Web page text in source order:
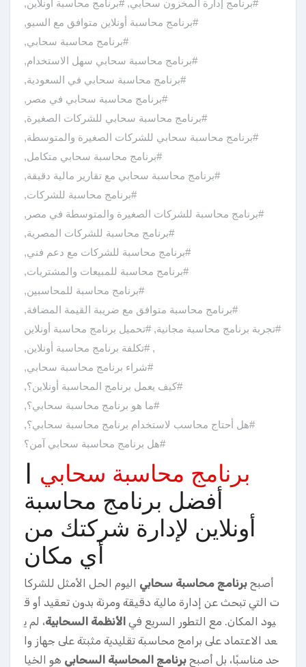
#برنامج إدارة المخزون سحابي,#برنامج محاسبة أونلاين,
#برنامج محاسبة أونلاين متوافق مع السيو,
#برنامج محاسبة سحابي,
#برنامج محاسبة سحابي سهل الاستخدام,
#برنامج محاسبة سحابي في السعودية,
#برنامج محاسبة سحابي في مصر ,
#برنامج محاسبة سحابي للشركات الصغيرة,
#برنامج محاسبة سحابي للشركات الصغيرة والمتوسطة,
#برنامج محاسبة سحابي متكامل,
#برنامج محاسبة سحابي مع تقارير مالية دقيقة,
#برنامج محاسبة للشركات,
#برنامج محاسبة للشركات الصغيرة والمتوسطة في مصر ,
#برنامج محاسبة للشركات المصرية,
#برنامج محاسبة للشركات مع دعم فني,
#برنامج محاسبة للمبيعات والمشتريات,
#برنامج محاسبة للمحاسبين,
#برنامج محاسبة متوافق مع ضريبة القيمة المضافة,
#تجربة برنامج محاسبة مجانية,#تحميل برنامج محاسبة أونلاين
,#تكلفة برنامج محاسبة أونلاين,
#شراء برنامج محاسبة سحابي,
#كيف يعمل برنامج المحاسبة أونلاين؟,
#ما هو برنامج محاسبة سحابي؟,
#هل أحتاج محاسب لاستخدام برنامج محاسبة سحابي؟,
#هل برنامج محاسبة سحابي آمن؟
برنامج محاسبة سحابي
أفضل برنامج محاسبة
أونلاين لإدارة شركتك من
أي مكان
أصبح برنامج محاسبة سحابي اليوم الحل الأمثل للشركا
ت التي تبحث عن إدارة مالية دقيقة ومرنة بدون تعقيد أو ق
يود المكان. مع التطور السريع في الأنظمة السحابية، لم ي
عد الاعتماد على برامج محاسبة تقليدية مثبتة على جهاز وا
حد مناسبًا، بل أصبح برنامج المحاسبة السحابي هو الخيا